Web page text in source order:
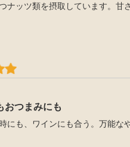
ナッツ類を摂取しています。甘
おつまみにも
にも、ワインにも合う。万能なや